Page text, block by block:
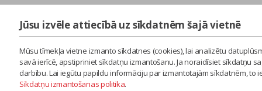
Jūsu izvēle attiecībā uz sīkdatnēm šajā vietnē
Mūsu tīmekļa vietne izmanto sīkdatnes (cookies), lai analizētu
savā ierīcē, apstipriniet sīkdatņu izmantošanu. Ja noraidīsiet sīkdatņu
darbību. Lai iegūtu papildu informāciju par izmantotajām sīkdatnēm,
Sīkdatņu izmantošanas politika.